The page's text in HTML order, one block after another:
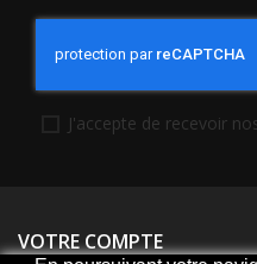
J'accepte de recevoir
VOTRE COMPTE